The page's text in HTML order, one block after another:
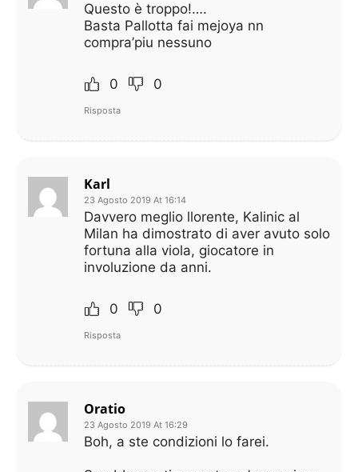
Questo è troppo!….
Basta Pallotta fai mejoya nn
compra’piu nessuno
0 0
Risposta
Karl
23 Agosto 2019 At 16:14
Davvero meglio llorente, Kalinic al
Milan ha dimostrato di aver avuto solo
fortuna alla viola, giocatore in
involuzione da anni.
0 0
Risposta
Oratio
23 Agosto 2019 At 16:29
Boh, a ste condizioni lo farei.